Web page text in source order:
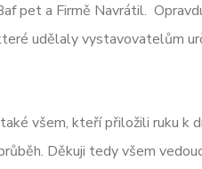
pet a Firmě Navrátil.
udělaly vystavovatelům
všem, kteří přiložili ruku k
Děkuji tedy všem